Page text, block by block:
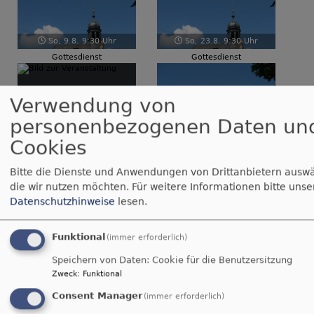
Uhr
So, 13.9. 9:30 Uhr
Gottesdienst glz
Fr, 25.9. 10 Uhr
Gottesdienst im
So, 27.9. 9:15 Uhr
So, 4.10. 9:30 Uhr
Tageslosung
Jauchze, du Tochter Zion! Frohlocke, Israel!
Freue dich und sei fröhlich von ganzem Herzen,
du Tochter Jerusalem! Denn der HERR hat deine
Strafe weggenommen.
Verwendung von
personenbezogenen Daten
Cookies
Bitte die Dienste und Anwendungen von Drittanbietern
die wir nutzen möchten. Für weitere Informationen bitte
Datenschutzhinweise lesen.
Funktional (immer erforderlich)
Speichern von Daten: Cookie für die Benutzersitzung
Zweck: Funktional
Consent Manager (immer erforderlich)